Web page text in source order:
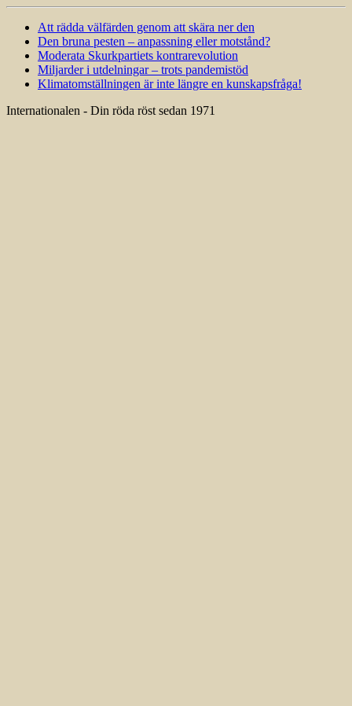
Att rädda välfärden genom att skära ner den
Den bruna pesten – anpassning eller motstånd?
Moderata Skurkpartiets kontrarevolution
Miljarder i utdelningar – trots pandemistöd
Klimatomställningen är inte längre en kunskapsfråga!
Internationalen - Din röda röst sedan 1971